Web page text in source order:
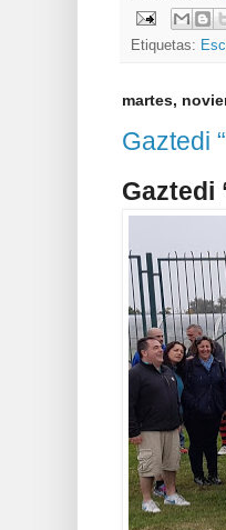
Etiquetas:
martes,
Gaztedi
Gaztedi